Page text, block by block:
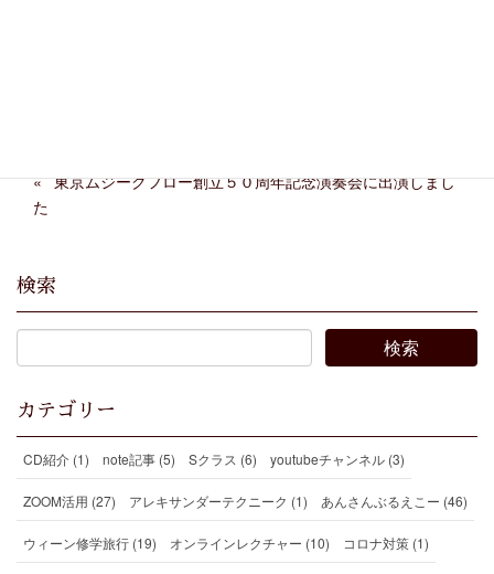
東京ムジークフロー創立５０周年記念演奏会に出演しまし
た
検索
カテゴリー
CD紹介 (1) note記事 (5) Sクラス (6) youtubeチャンネル (3)
ZOOM活用 (27) アレキサンダーテクニーク (1) あんさんぶるえこー (46)
ウィーン修学旅行 (19) オンラインレクチャー (10) コロナ対策 (1)